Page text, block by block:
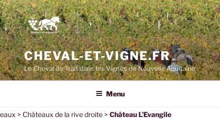
CHEVAL-ET-VIGNE.FR
Le Cheval de Trait dans les Vignes de Nouvelle Aquitaine
Menu
> Châteaux de la rive droite >Château L’Evangile